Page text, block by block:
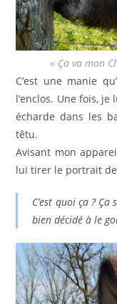
« Ça va
C’est une manie
l’enclos. Une fois,
écharde dans les
têtu.
Avisant mon
lui tirer le portrait
C’est quoi ça ?
bien décidé à le